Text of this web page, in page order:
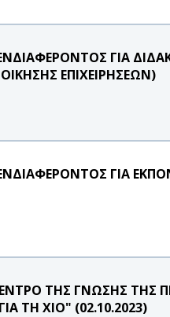
ΓΙΑ
ΕΠΙΧΕΙΡΗΣΕΩΝ)
ΓΙΑ
ΤΗΣ ΓΝΩΣΗΣ ΤΗΣ
ΤΗ ΧΙΟ" (02.10.2023)